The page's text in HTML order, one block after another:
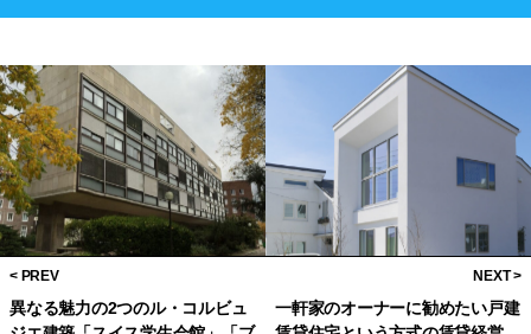
異なる魅力の2つのル・コルビュ
一軒家のオーナーに勧めたい戸建